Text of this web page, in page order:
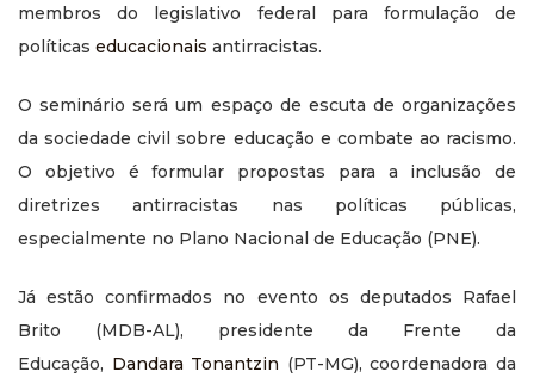
membros do legislativo federal para formulação de
políticas educacionais antirracistas.
O seminário será um espaço de escuta de organizações
da sociedade civil sobre educação e combate ao racismo.
O objetivo é formular propostas para a inclusão de
diretrizes antirracistas nas políticas públicas,
especialmente no Plano Nacional de Educação (PNE).
Já estão confirmados no evento os deputados Rafael
Brito (MDB-AL), presidente da Frente da
Educação, Dandara Tonantzin (PT-MG), coordenadora da